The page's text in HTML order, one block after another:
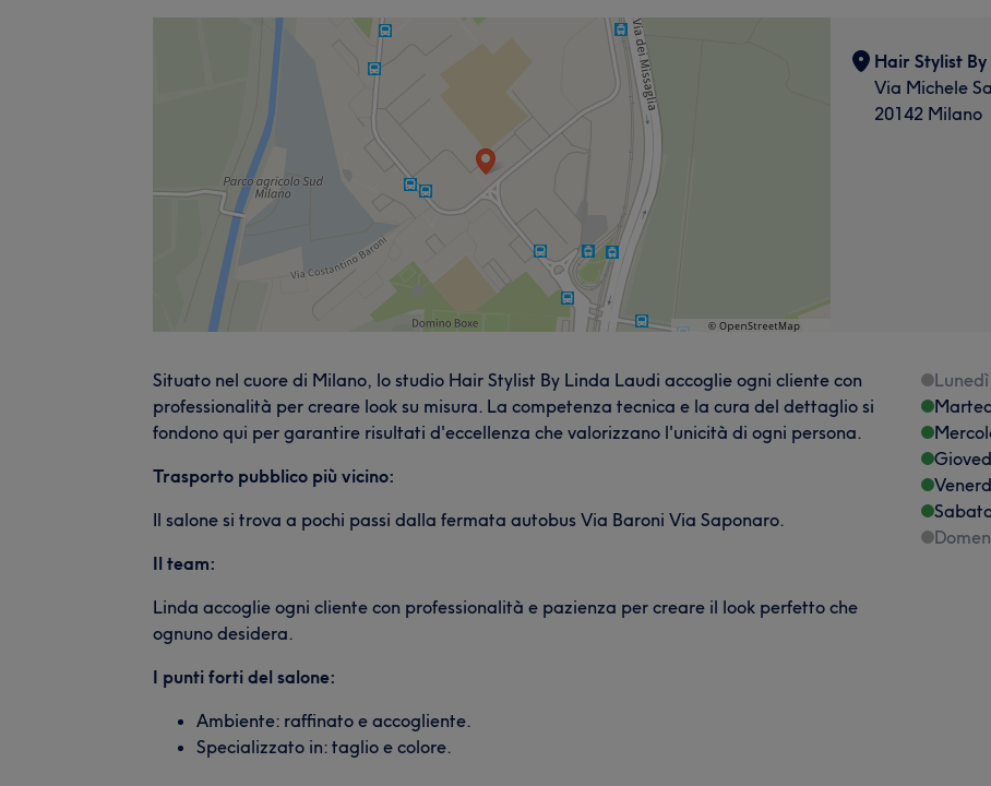
Hair Stylist
Via Michele
20142 Milano
Situato nel cuore di Milano, lo studio Hair Stylist By Linda Laudi accoglie ogni cliente con
professionalità per creare look su misura. La competenza tecnica e la cura del dettaglio si
fondono qui per garantire risultati d'eccellenza che valorizzano l'unicità di ogni persona.
Trasporto pubblico più vicino:
Il salone si trova a pochi passi dalla fermata autobus Via Baroni Via Saponaro.
Il team:
Linda accoglie ogni cliente con professionalità e pazienza per creare il look perfetto che
ognuno desidera.
I punti forti del salone:
Ambiente: raffinato e accogliente.
Specializzato in: taglio e colore.
Lunedì